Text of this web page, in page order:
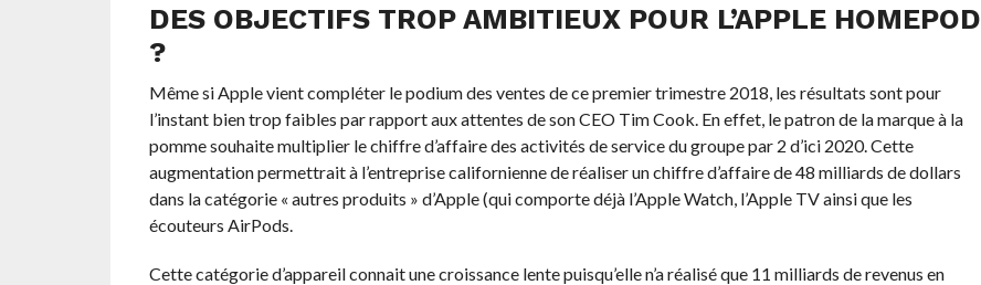
DES OBJECTIFS TROP AMBITIEUX POUR L’APPLE HOMEPOD
?
Même si Apple vient compléter le podium des ventes de ce premier trimestre 2018, les résultats sont pour
l’instant bien trop faibles par rapport aux attentes de son CEO Tim Cook. En effet, le patron de la marque à la
pomme souhaite multiplier le chiffre d’affaire des activités de service du groupe par 2 d’ici 2020. Cette
augmentation permettrait à l’entreprise californienne de réaliser un chiffre d’affaire de 48 milliards de dollars
dans la catégorie « autres produits » d’Apple (qui comporte déjà l’Apple Watch, l’Apple TV ainsi que les
écouteurs AirPods.
Cette catégorie d’appareil connait une croissance lente puisqu’elle n’a réalisé que 11 milliards de revenus en